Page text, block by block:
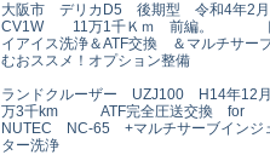
大阪市 デリカD5 後期型 令和4年2
CV1W 11万1千Ｋｍ 前編。
イアイス洗浄＆ATF交換 ＆マルチサー
むおススメ！オプション整備
ランドクルーザー UZJ100 H14年12
万3千km ATF完全圧送交換 for
NUTEC NC-65 +マルチサーブインジ
ター洗浄